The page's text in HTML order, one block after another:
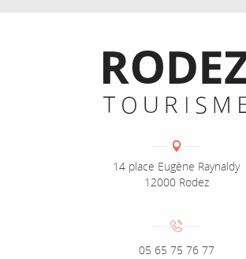
Informations pratiques
Adresse :
14 place Eugène Raynaldy
12000 Rodez
Numéro de
05 65 75 76 77